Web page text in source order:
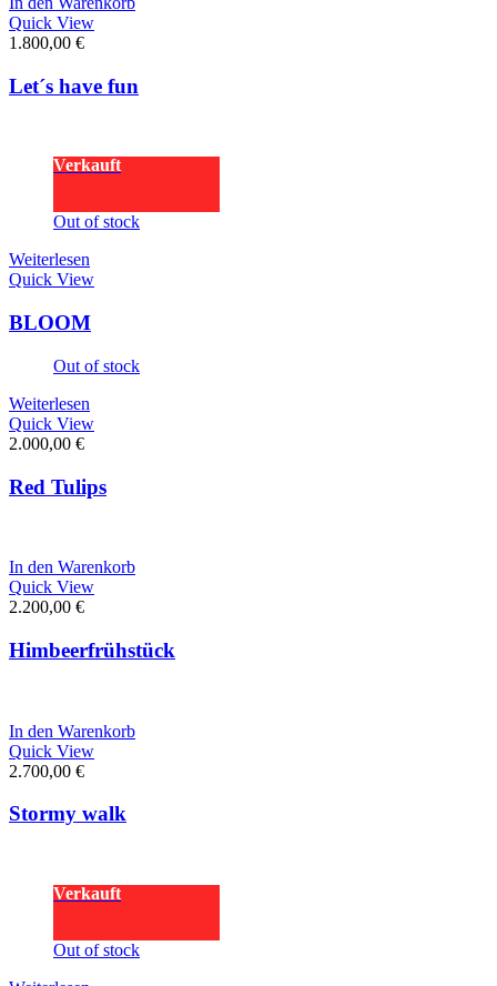
Quick View
1.800,00 €
Let´s have fun
Verkauft
Out of stock
Weiterlesen
Quick View
BLOOM
Out of stock
Weiterlesen
Quick View
2.000,00 €
Red Tulips
In den Warenkorb
Quick View
2.200,00 €
Himbeerfrühstück
In den Warenkorb
Quick View
2.700,00 €
Stormy walk
Verkauft
Out of stock